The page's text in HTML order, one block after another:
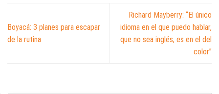
Boyacá: 3 planes para escapar
de la rutina
Richard Mayberry: “El único
idioma en el que puedo hablar,
que no sea inglés, es en el del
color”